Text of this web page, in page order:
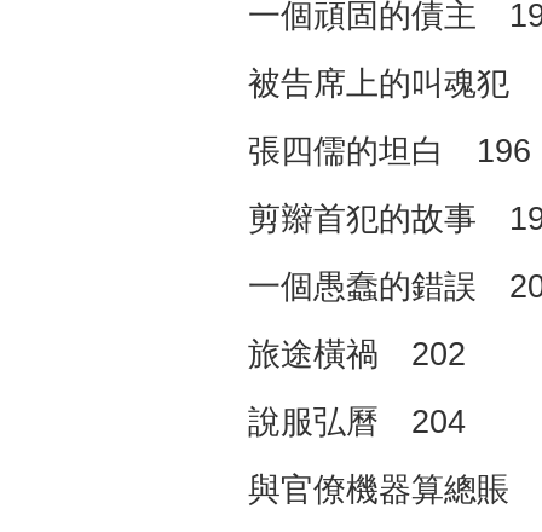
一個頑固的債主
被告席上的叫魂犯
張四儒的坦白 196
剪辮首犯的故事
一個愚蠢的錯誤
旅途橫禍 202
說服弘曆 204
與官僚機器算總賬